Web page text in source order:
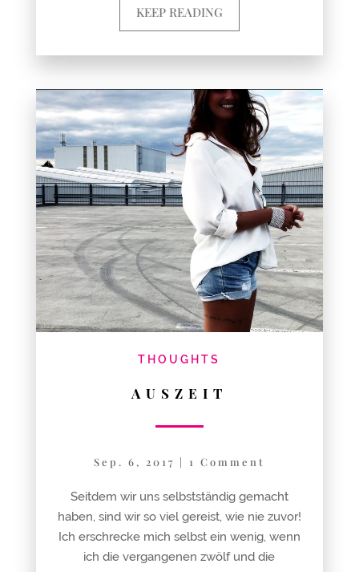
KEEP READING
THOUGHTS
AUSZEIT
Sep. 6, 2017 | 1 Comment
Seitdem wir uns selbstständig gemacht
haben, sind wir so viel gereist, wie nie zuvor!
Ich erschrecke mich selbst ein wenig, wenn
ich die vergangenen zwölf und die